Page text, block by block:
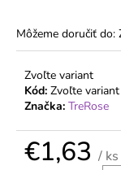
Môžeme doručiť do:
Zvoľte variant
Kód: Zvoľte variant
Značka: TreRose
€1,63 / ks
o
r
ú
a
m
e